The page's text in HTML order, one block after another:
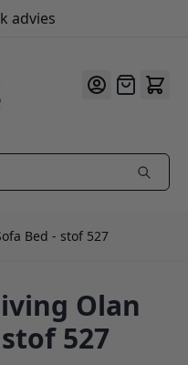
advies
vanaf €50,-
9.2/10
Offerte
Bed - stof 527
Olan
527